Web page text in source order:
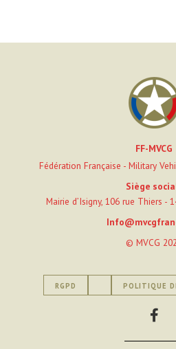
FF-MVCG
Fédération Française - Military
Siège
Mairie d’Isigny, 106 rue Thiers -
© MVCG
RGPD POLITIQUE